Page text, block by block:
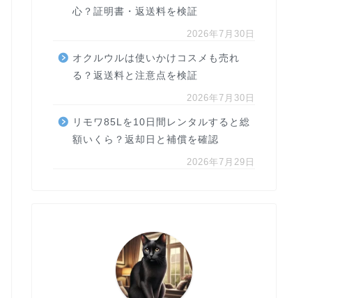
心？証明書・返送料を検証
2026年7月30日
オクルウルは使いかけコスメも売れ
る？返送料と注意点を検証
2026年7月30日
リモワ85Lを10日間レンタルすると総
額いくら？返却日と補償を確認
2026年7月29日